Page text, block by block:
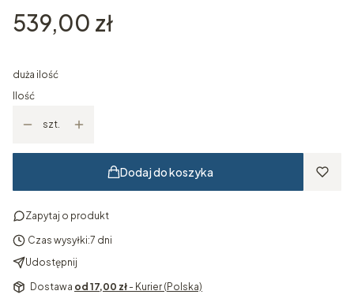
Cena
539,00 zł
duża ilość
Ilość
szt.
Dodaj do koszyka
Zapytaj o produkt
Czas wysyłki:7 dni
Udostępnij
Dostawa od 17,00 zł - Kurier (Polska)